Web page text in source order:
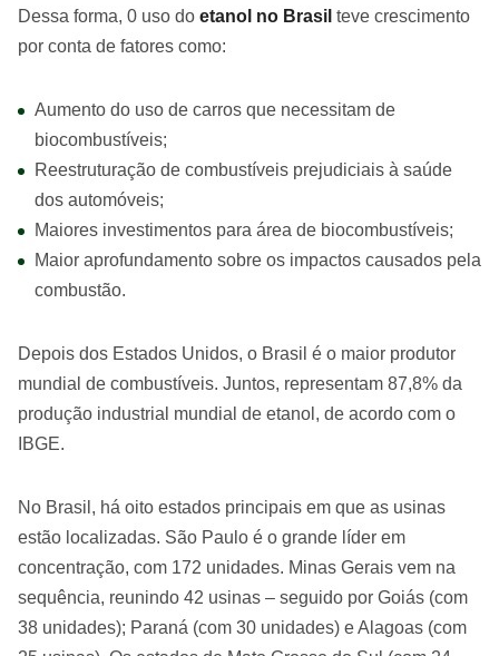
Dessa forma, 0 uso do etanol no Brasil teve crescimento
por conta de fatores como:
Aumento do uso de carros que necessitam de
biocombustíveis;
Reestruturação de combustíveis prejudiciais à saúde
dos automóveis;
Maiores investimentos para área de biocombustíveis;
Maior aprofundamento sobre os impactos causados pela
combustão.
Depois dos Estados Unidos, o Brasil é o maior produtor
mundial de combustíveis. Juntos, representam 87,8% da
produção industrial mundial de etanol, de acordo com o
IBGE.
No Brasil, há oito estados principais em que as usinas
estão localizadas. São Paulo é o grande líder em
concentração, com 172 unidades. Minas Gerais vem na
sequência, reunindo 42 usinas – seguido por Goiás (com
38 unidades); Paraná (com 30 unidades) e Alagoas (com